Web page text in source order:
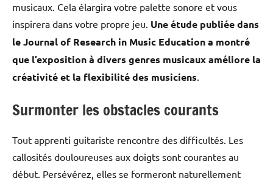
musicaux. Cela élargira votre palette sonore et vous
inspirera dans votre propre jeu. Une étude publiée dans
le Journal of Research in Music Education a montré
que l’exposition à divers genres musicaux améliore la
créativité et la flexibilité des musiciens.
Surmonter les obstacles courants
Tout apprenti guitariste rencontre des difficultés. Les
callosités douloureuses aux doigts sont courantes au
début. Persévérez, elles se formeront naturellement